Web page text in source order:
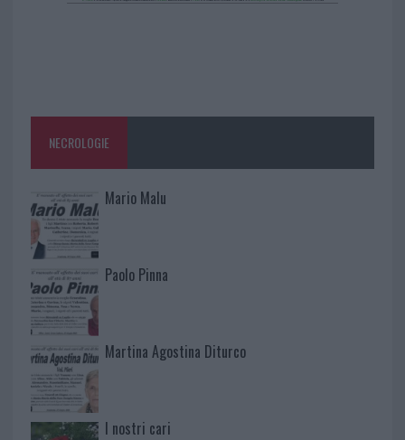
NECROLOGIE
Mario Malu
Paolo Pinna
Martina Agostina Diturco
I nostri cari